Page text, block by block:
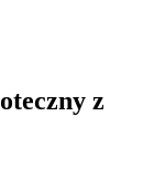
z